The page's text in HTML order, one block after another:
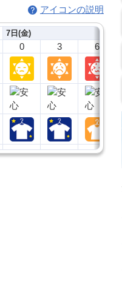
アイコンの説明
7日(金)
0 3 6